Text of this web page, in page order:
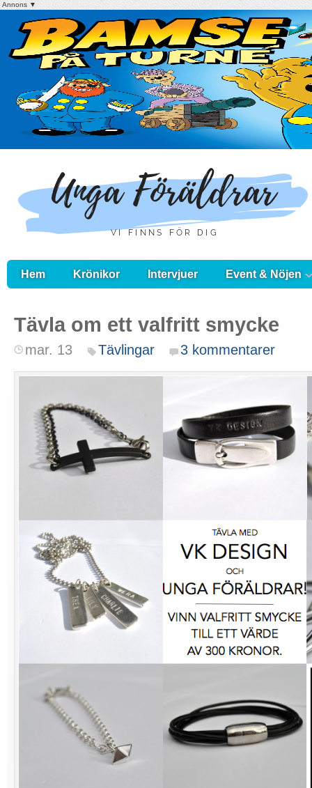
Annons ▼
Hem Krönikor Intervjuer Event & Nöjen
Tävla om ett valfritt smycke
mar. 13 Tävlingar 3 kommentarer